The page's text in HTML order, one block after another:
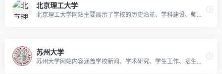
北京理工大学
北京理工大学网站主要展示了学校的历史沿革、学科建设、师资力量、科研成果、招生信息等全面内容。
苏州大学
苏州大学网站内容涵盖学校新闻、学术研究、学生工作、招生信息等方面，展示了学校的最新动态和发展成果。